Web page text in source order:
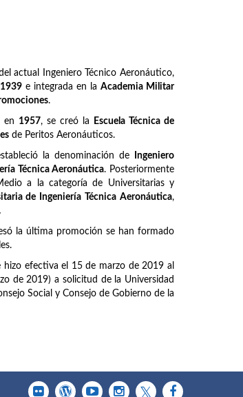
actual Ingeniero Técnico Aeronáutico,
1939 e integrada en laAcademia Militar
.
en 1957, se creó la
Escuela Técnica de
de Peritos Aeronáuticos.
la denominación de
Ingeniero
Técnica Aeronáutica. Posteriormente
a la categoría de Universitarias y
de Ingeniería Técnica Aeronáutica,
la última promoción se han formado
efectiva el 15 de marzo de 2019 al
de 2019) a solicitud de la Universidad
Social y Consejo de Gobierno de la